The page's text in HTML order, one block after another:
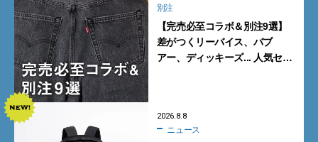
別注
【完売必至コラボ＆別注9選】
差がつくリーバイス、バブ
アー、ディッキーズ... 人気セレ
2026.8.8
ニュース